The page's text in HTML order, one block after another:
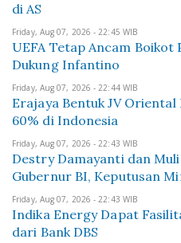
di AS
Friday, Aug 07, 2026 - 22:45 WIB
UEFA Tetap Ancam Boikot
Dukung Infantino
Friday, Aug 07, 2026 - 22:44 WIB
Erajaya Bentuk JV
60% di Indonesia
Friday, Aug 07, 2026 - 22:43 WIB
Destry Damayanti dan
Gubernur BI, Keputusan
Friday, Aug 07, 2026 - 22:43 WIB
Indika Energy Dapat
dari Bank DBS